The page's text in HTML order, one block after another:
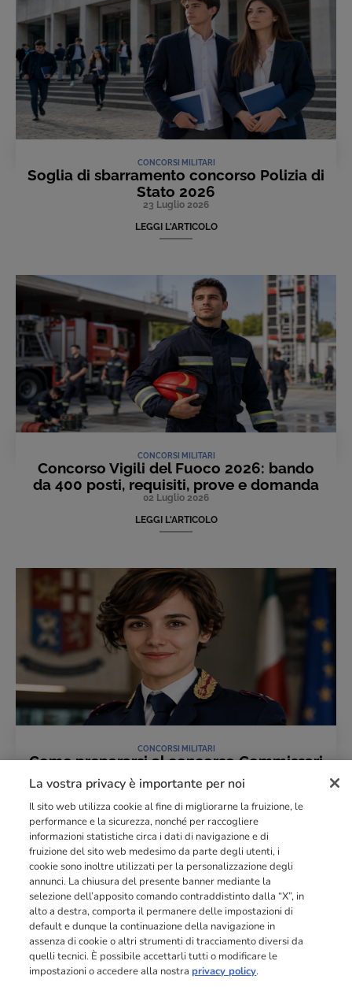
CONCORSI MILITARI
Soglia di sbarramento concorso Polizia di
Stato 2026
23 Luglio 2026
LEGGI L'ARTICOLO
CONCORSI MILITARI
Concorso Vigili del Fuoco 2026: bando
da 400 posti, requisiti, prove e domanda
02 Luglio 2026
LEGGI L'ARTICOLO
CONCORSI MILITARI
Come prepararsi al concorso Commissari
Polizia 2026
21 Aprile 2026
LEGGI L'ARTICOLO
Punto di riferimento didimensione europeanellaformazione
professionale orientata al mercato del lavoro con più di140.000 studenti
raggiunti e formati all’anno tra Spagna, Portogallo e Italia.
03211992123
La vostra privacy è importante per noi
Il sito web utilizza cookie al fine di migliorarne la fruizione, le
performance e la sicurezza, nonché per raccogliere
informazioni statistiche circa i dati di navigazione e di
fruizione del sito web medesimo da parte degli utenti, i
cookie sono inoltre utilizzati per la personalizzazione degli
annunci. La chiusura del presente banner mediante la
selezione dell’apposito comando contraddistinto dalla “X”, in
alto a destra, comporta il permanere delle impostazioni di
default e dunque la continuazione della navigazione in
assenza di cookie o altri strumenti di tracciamento diversi da
quelli tecnici. È possibile accettarli tutti o modificare le
impostazioni o accedere alla nostraprivacy policy.